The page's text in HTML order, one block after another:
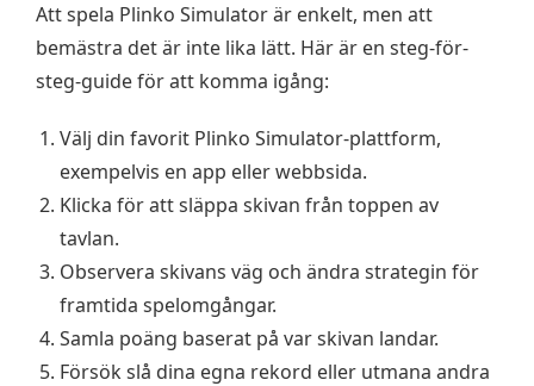
Att spela Plinko Simulator är enkelt, men att
bemästra det är inte lika lätt. Här är en steg-för-
steg-guide för att komma igång:
Välj din favorit Plinko Simulator-plattform,
exempelvis en app eller webbsida.
Klicka för att släppa skivan från toppen av
tavlan.
Observera skivans väg och ändra strategin för
framtida spelomgångar.
Samla poäng baserat på var skivan landar.
Försök slå dina egna rekord eller utmana andra